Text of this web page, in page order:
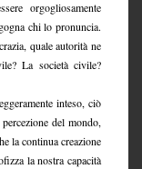
orgogliosamente
chi lo pronuncia.
quale autorità ne
La società civile?
inteso, ciò
del mondo,
la continua creazione
la nostra capacità